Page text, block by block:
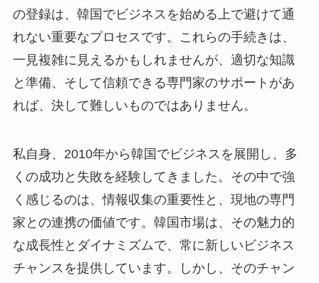
の登録は、韓国でビジネスを始める上で避けて通
れない重要なプロセスです。これらの手続きは、
一見複雑に見えるかもしれませんが、適切な知識
と準備、そして信頼できる専門家のサポートがあ
れば、決して難しいものではありません。
私自身、2010年から韓国でビジネスを展開し、多
くの成功と失敗を経験してきました。その中で強
く感じるのは、情報収集の重要性と、現地の専門
家との連携の価値です。韓国市場は、その魅力的
な成長性とダイナミズムで、常に新しいビジネス
チャンスを提供しています。しかし、そのチャン